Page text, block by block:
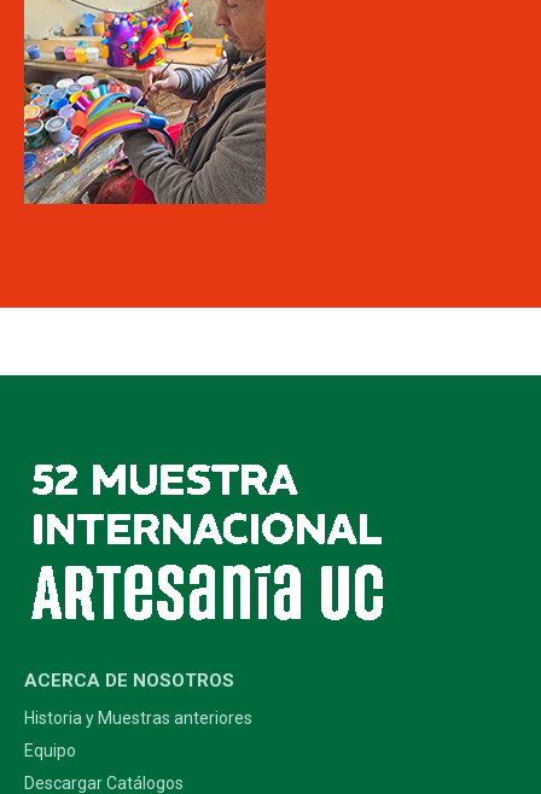
ACERCA DE NOSOTROS
Historia y Muestras anteriores
Equipo
Descargar Catálogos